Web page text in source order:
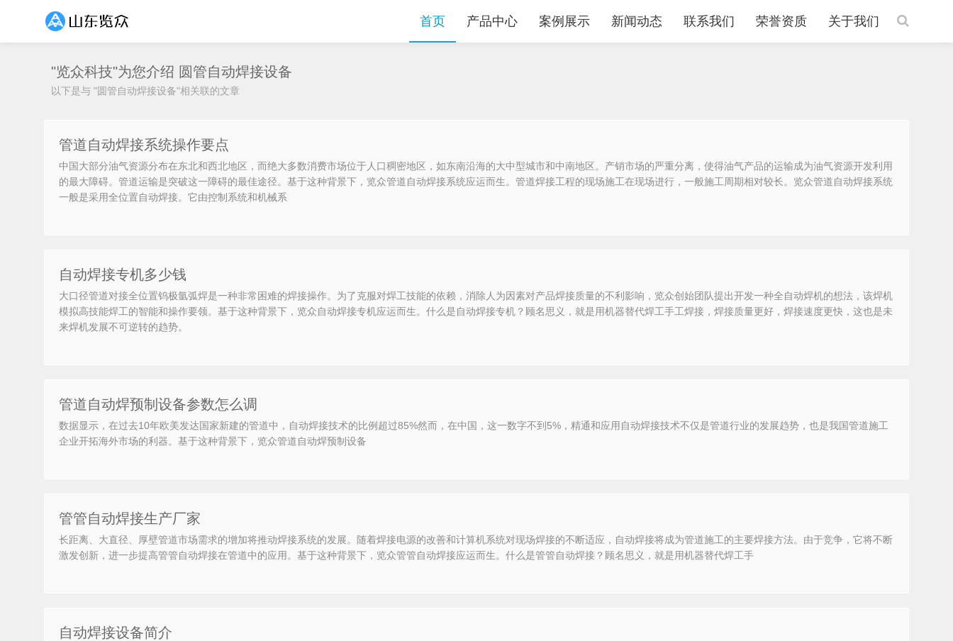
首页 产品中心 案例展示 新闻动态 联系我们 荣誉资质 关于我们
"览众科技"为您介绍 圆管自动焊接设备
以下是与 "圆管自动焊接设备"相关联的文章
管道自动焊接系统操作要点
中国大部分油气资源分布在东北和西北地区，而绝大多数消费市场位于人口稠密地区，如东南沿海的大中型城市和中南地区。产销市场的严重分离，使得油气产品的运输成为油气资源开发利用
的最大障碍。管道运输是突破这一障碍的最佳途径。基于这种背景下，览众管道自动焊接系统应运而生。管道焊接工程的现场施工在现场进行，一般施工周期相对较长。览众管道自动焊接系统
一般是采用全位置自动焊接。它由控制系统和机械系
自动焊接专机多少钱
大口径管道对接全位置钨极氩弧焊是一种非常困难的焊接操作。为了克服对焊工技能的依赖，消除人为因素对产品焊接质量的不利影响，览众创始团队提出开发一种全自动焊机的想法，该焊机
模拟高技能焊工的智能和操作要领。基于这种背景下，览众自动焊接专机应运而生。什么是自动焊接专机？顾名思义，就是用机器替代焊工手工焊接，焊接质量更好，焊接速度更快，这也是未
来焊机发展不可逆转的趋势。
管道自动焊预制设备参数怎么调
数据显示，在过去10年欧美发达国家新建的管道中，自动焊接技术的比例超过85%然而，在中国，这一数字不到5%，精通和应用自动焊接技术不仅是管道行业的发展趋势，也是我国管道施工
企业开拓海外市场的利器。基于这种背景下，览众管道自动焊预制设备
管管自动焊接生产厂家
长距离、大直径、厚壁管道市场需求的增加将推动焊接系统的发展。随着焊接电源的改善和计算机系统对现场焊接的不断适应，自动焊接将成为管道施工的主要焊接方法。由于竞争，它将不断
激发创新，进一步提高管管自动焊接在管道中的应用。基于这种背景下，览众管管自动焊接应运而生。什么是管管自动焊接？顾名思义，就是用机器替代焊工手
自动焊接设备简介